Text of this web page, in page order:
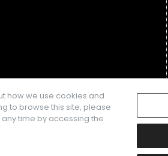
how we use cookies and
to browse this site, please
time by accessing the